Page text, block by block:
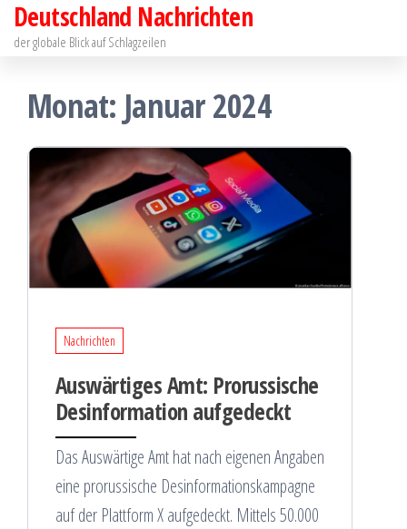
Zum
Inhalt
Deutschland Nachrichten
der globale Blick auf Schlagzeilen
Monat: Januar 2024
Nachrichten
Auswärtiges Amt: Prorussische
Desinformation aufgedeckt
Das Auswärtige Amt hat nach eigenen Angaben
eine prorussische Desinformationskampagne
auf der Plattform X aufgedeckt. Mittels 50.000